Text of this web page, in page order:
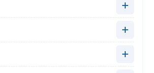
(6)
(14)
(5)
(21)
(13)
(8)
(2)
(11)
(10)
(9)
(6)
(9)
(8)
(4)
(12)
(16)
(20)
(16)
(7)
(17)
(6)
(4)
(19)
(4)